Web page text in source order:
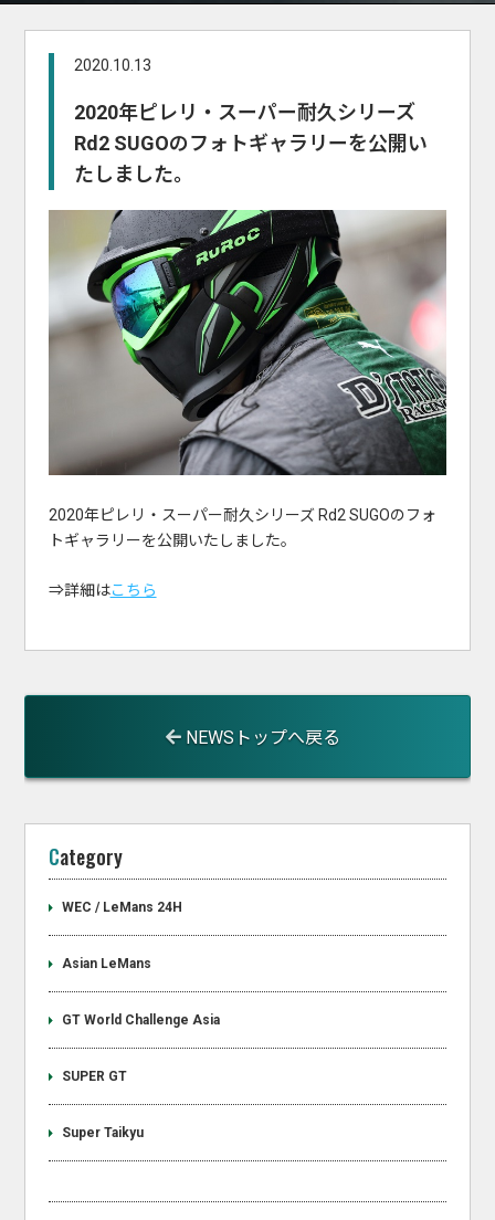
2020.10.13
2020年ピレリ・スーパー耐久シリーズ
Rd2 SUGOのフォトギャラリーを公開い
たしました。
2020年ピレリ・スーパー耐久シリーズ Rd2 SUGOのフォ
トギャラリーを公開いたしました。
⇒詳細はこちら
NEWSトップへ戻る
Category
WEC / LeMans 24H
Asian LeMans
GT World Challenge Asia
SUPER GT
Super Taikyu